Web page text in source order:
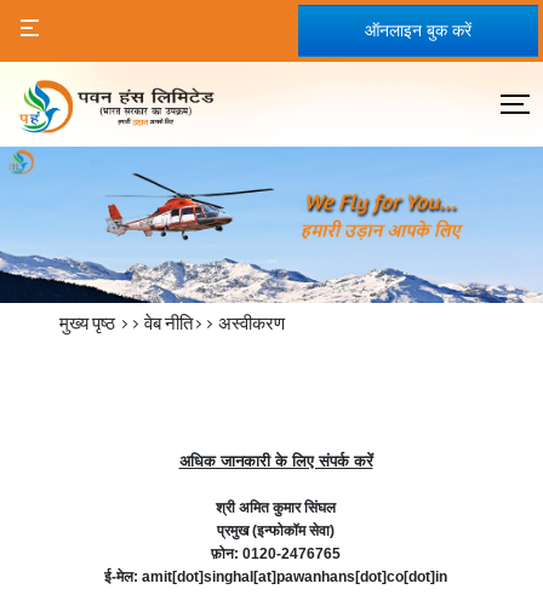
ऑनलाइन बुक करें
मुख्य पृष्ठ >> वेब नीति>> अस्वीकरण
अधिक जानकारी के लिए संपर्क करें
श्री अमित कुमार सिंघल
प्रमुख (इन्फोकॉम सेवा)
फ़ोन: 0120-2476765
ई-मेल: amit[dot]singhal[at]pawanhans[dot]co[dot]in